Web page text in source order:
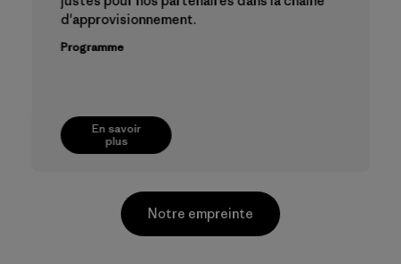
En savoir
plus
d'approvisionnement.
Programme
Notre empreinte